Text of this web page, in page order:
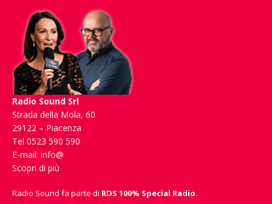
Radio Sound Srl
Strada della Mola, 60
29122 – Piacenza
Tel 0523 590 590
E-mail: info@
Scopri di più
Radio Sound fa parte di RDS 100% Special Radio.